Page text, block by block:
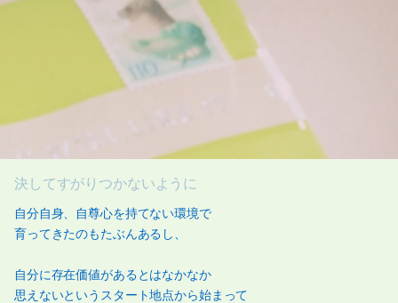
決してすがりつかないように
自分自身、自尊心を持てない環境で
育ってきたのもたぶんあるし、
自分に存在価値があるとはなかなか
思えないというスタート地点から始まって